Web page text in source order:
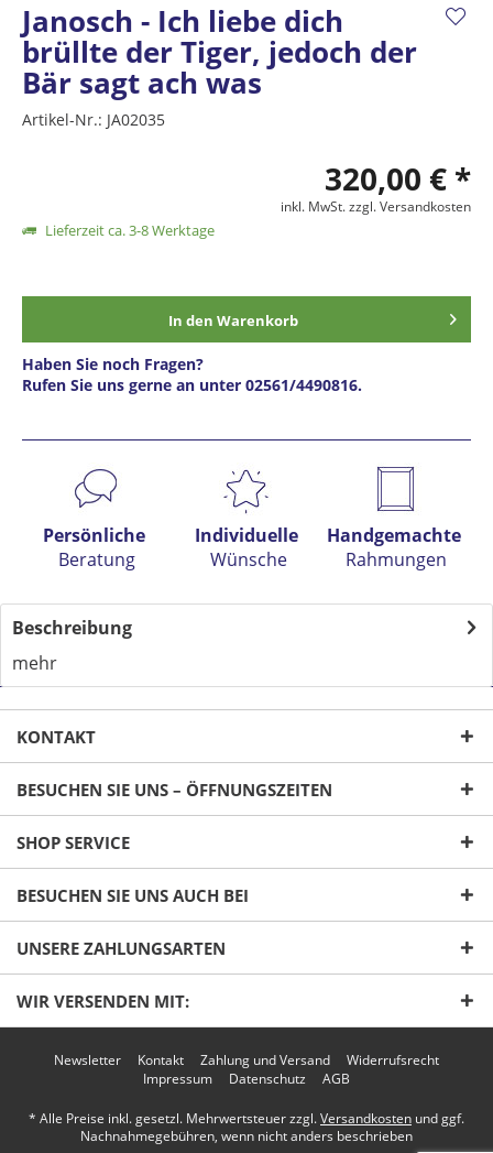
Janosch - Ich liebe dich
brüllte der Tiger, jedoch der
Bär sagt ach was
Artikel-Nr.: JA02035
320,00 € *
inkl. MwSt.zzgl. Versandkosten
Lieferzeit ca. 3-8 Werktage
In den Warenkorb
Haben Sie noch Fragen?
Rufen Sie uns gerne an unter 02561/4490816.
Preis anfragen
Ich habe dieDatenschutzerklärunggelesen,
verstanden und stimme zu. *
Senden
Persönliche
Beratung
Individuelle
Wünsche
Handgemachte
Rahmungen
Beschreibung
mehr
KONTAKT
BESUCHEN SIE UNS – ÖFFNUNGSZEITEN
SHOP SERVICE
BESUCHEN SIE UNS AUCH BEI
UNSERE ZAHLUNGSARTEN
WIR VERSENDEN MIT:
Newsletter Kontakt Zahlung und Versand
Widerrufsrecht
Impressum
Datenschutz AGB
* Alle Preise inkl. gesetzl. Mehrwertsteuer zzgl.Versandkosten und ggf.
Nachnahmegebühren, wenn nicht anders beschrieben